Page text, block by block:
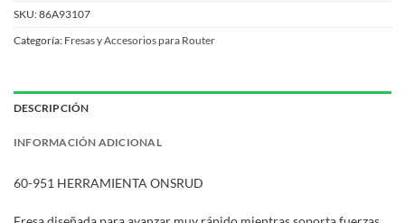
SKU:86A93107
Categoría: Fresas y Accesorios para Router
DESCRIPCIÓN
INFORMACIÓN ADICIONAL
60-951 HERRAMIENTA ONSRUD